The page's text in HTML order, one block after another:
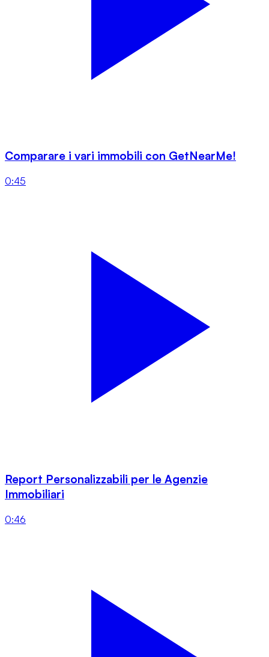
Comparare i vari immobili con GetNearMe!
0:45
Report Personalizzabili per le Agenzie
Immobiliari
0:46